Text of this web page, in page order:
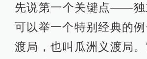
先说第一个关键点——独
可以举一个特别经典的
渡局，也叫瓜洲义渡局